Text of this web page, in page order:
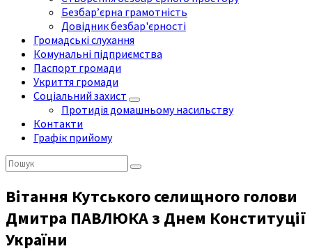
Безбар’єрна грамотність
Довідник безбар'єрності
Громадські слухання
Комунальні підприємства
Паспорт громади
Укриття громади
Соціальний захист
Протидія домашньому насильству
Контакти
Графік прийому
Пошук:
Вітання Кутського селищного голови
Дмитра ПАВЛЮКА з Днем Конституції
України